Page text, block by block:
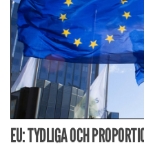
EU: TYDLIGA OCH